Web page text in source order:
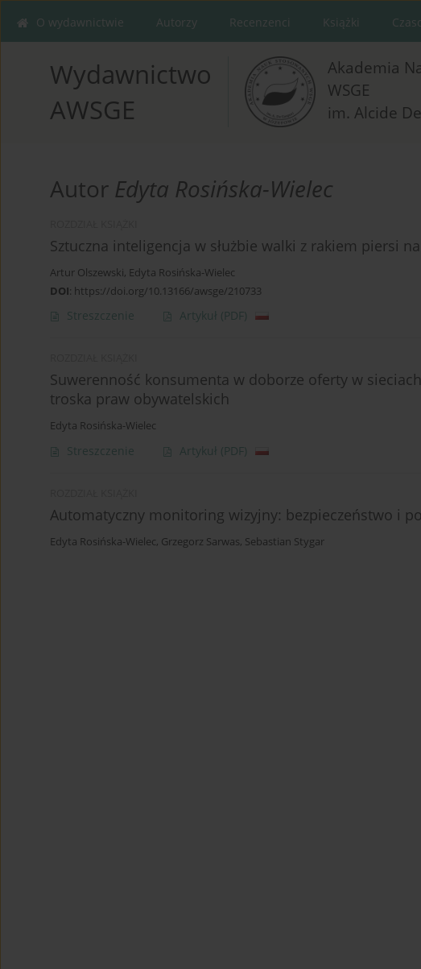
O wydawnictwie Autorzy Recenzenci Książki
Wydawnictwo
AWSGE
Akademia
WSGE
im. Alcide
Autor Edyta Rosińska-Wielec
Sztuczna inteligencja w służbie walki z rakiem piersi
Artur Olszewski, Edyta Rosińska-Wielec
DOI: https://doi.org/10.13166/awsge/210733
Streszczenie Artykuł (PDF)
Suwerenność konsumenta w doborze oferty w
troska praw obywatelskich
Edyta Rosińska-Wielec
Streszczenie Artykuł (PDF)
Automatyczny monitoring wizyjny: bezpieczeństwo i
Edyta Rosińska-Wielec, Grzegorz Sarwas, Sebastian Stygar